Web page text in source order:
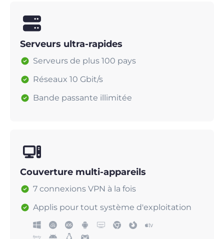
Serveurs ultra-rapides
Serveurs de plus 100 pays
Réseaux 10 Gbit/s
Bande passante illimitée
Couverture multi-appareils
7 connexions VPN à la fois
Applis pour tout système d'exploitation